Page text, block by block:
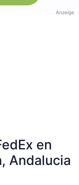
Anzeige
en
Andalucia